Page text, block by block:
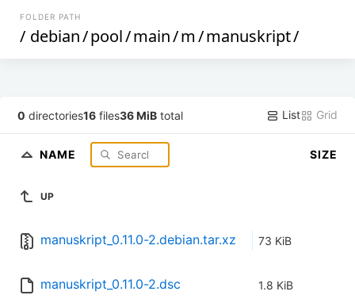
FOLDER PATH
/ debian/pool/main/m/manuskript/
0 directories16 files36 MiB total List Grid
NAME SIZE
UP
manuskript_0.11.0-2.debian.tar.xz 73 KiB
manuskript_0.11.0-2.dsc 1.8 KiB